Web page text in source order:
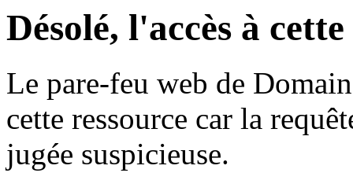
Désolé, l'accès à
Le pare-feu web de
cette ressource car la
jugée suspicieuse.